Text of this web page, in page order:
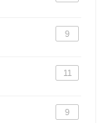
9
11
9